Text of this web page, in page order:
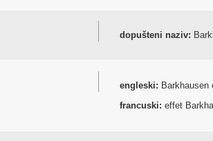
dopušteni naziv:
engleski: Barkhausen
francuski: effet